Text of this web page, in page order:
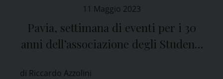
11 Maggio 2023
Pavia, settimana di eventi per i 30
anni dell’associazione degli Studenti
di Riccardo Azzolini